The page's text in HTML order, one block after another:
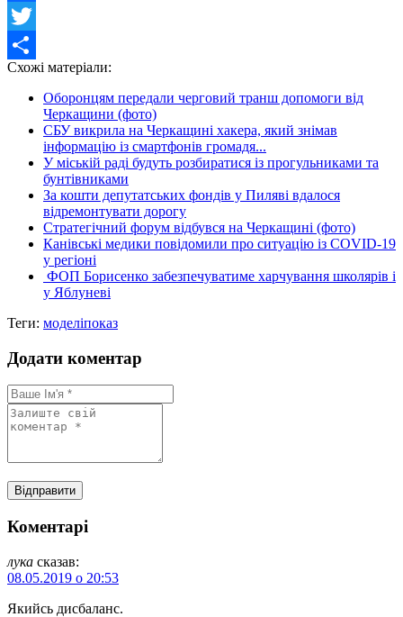
Facebook
Twitter
Share
Схожі матеріали:
Оборонцям передали черговий транш допомоги від
Черкащини (фото)
СБУ викрила на Черкащині хакера, який знімав
інформацію із смартфонів громадя...
У міській раді будуть розбиратися із прогульниками та
бунтівниками
За кошти депутатських фондів у Пиляві вдалося
відремонтувати дорогу
Стратегічний форум відбувся на Черкащині (фото)
Канівські медики повідомили про ситуацію із COVID-19
у регіоні
ФОП Борисенко забезпечуватиме харчування школярів і
у Яблуневі
Теги: моделіпоказ
Додати коментар
Коментарі
лука сказав:
08.05.2019 о 20:53
Якийсь дисбаланс.